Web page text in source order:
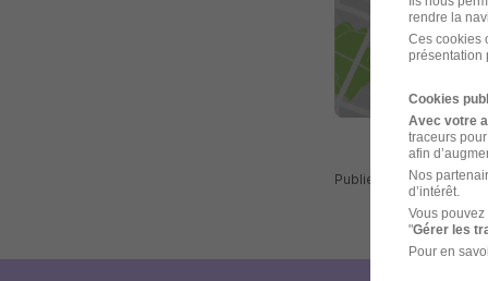
Publiée le 21/07/2026 -
rendre la
Ces cookies
présentation
Cookies
Avec votre
traceurs
afin
Nos
d’intérêt.
Vous
"Gérer les
Pour en